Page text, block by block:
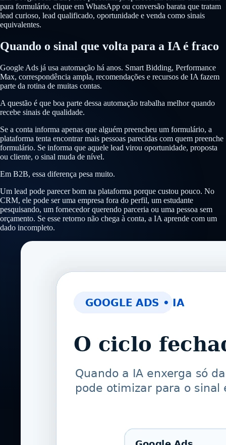
para formulário, clique em WhatsApp ou conversão barata que tratam
lead curioso, lead qualificado, oportunidade e venda como sinais
equivalentes.
Quando o sinal que volta para a IA é fraco
Google Ads já usa automação há anos. Smart Bidding, Performance
Max, correspondência ampla, recomendações e recursos de IA fazem
parte da rotina de muitas contas.
A questão é que boa parte dessa automação trabalha melhor quando
recebe sinais de qualidade.
Se a conta informa apenas que alguém preencheu um formulário, a
plataforma tenta encontrar mais pessoas parecidas com quem preenche
formulário. Se informa que aquele lead virou oportunidade, proposta
ou cliente, o sinal muda de nível.
Em B2B, essa diferença pesa muito.
Um lead pode parecer bom na plataforma porque custou pouco. No
CRM, ele pode ser uma empresa fora do perfil, um estudante
pesquisando, um fornecedor querendo parceria ou uma pessoa sem
orçamento. Se esse retorno não chega à conta, a IA aprende com um
dado incompleto.